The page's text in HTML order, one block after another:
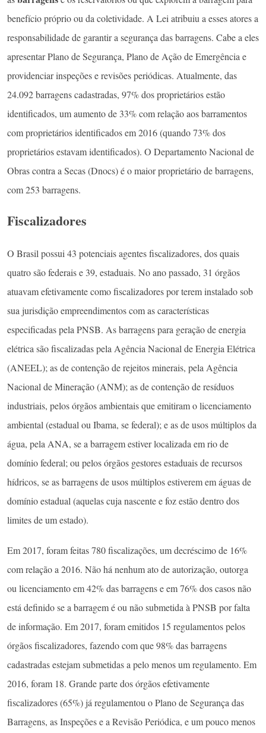
benefício próprio ou da coletividade. A Lei atribuiu a esses atores a
responsabilidade de garantir a segurança das barragens. Cabe a eles
apresentar Plano de Segurança, Plano de Ação de Emergência e
providenciar inspeções e revisões periódicas. Atualmente, das
24.092 barragens cadastradas, 97% dos proprietários estão
identificados, um aumento de 33% com relação aos barramentos
com proprietários identificados em 2016 (quando 73% dos
proprietários estavam identificados). O Departamento Nacional de
Obras contra a Secas (Dnocs) é o maior proprietário de barragens,
com 253 barragens.
Fiscalizadores
O Brasil possui 43 potenciais agentes fiscalizadores, dos quais
quatro são federais e 39, estaduais. No ano passado, 31 órgãos
atuavam efetivamente como fiscalizadores por terem instalado sob
sua jurisdição empreendimentos com as características
especificadas pela PNSB. As barragens para geração de energia
elétrica são fiscalizadas pela Agência Nacional de Energia Elétrica
(ANEEL); as de contenção de rejeitos minerais, pela Agência
Nacional de Mineração (ANM); as de contenção de resíduos
industriais, pelos órgãos ambientais que emitiram o licenciamento
ambiental (estadual ou Ibama, se federal); e as de usos múltiplos da
água, pela ANA, se a barragem estiver localizada em rio de
domínio federal; ou pelos órgãos gestores estaduais de recursos
hídricos, se as barragens de usos múltiplos estiverem em águas de
domínio estadual (aquelas cuja nascente e foz estão dentro dos
limites de um estado).
Em 2017, foram feitas 780 fiscalizações, um decréscimo de 16%
com relação a 2016. Não há nenhum ato de autoriza­ção, outorga
ou licenciamento em 42% das bar­ragens e em 76% dos casos não
está definido se a barragem é ou não submetida à PNSB por falta
de informação. Em 2017, foram emitidos 15 regulamen­tos pelos
órgãos fiscalizadores, fazendo com que 98% das barragens
cadastradas estejam submeti­das a pelo menos um regulamento. Em
2016, foram 18. Grande parte dos órgãos efetivamente
fiscalizadores (65%) já regulamentou o Plano de Segurança das
Barragens, as Inspeções e a Revisão Periódica, e um pouco menos